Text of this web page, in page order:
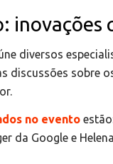
inovações
diversos
discussões sobre
no evento
da Google e